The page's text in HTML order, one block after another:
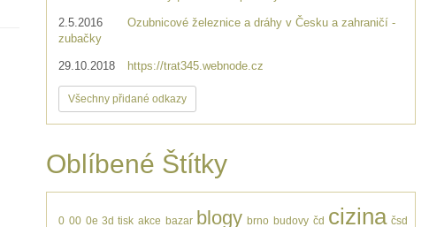
2.5.2016
Ozubnicové železnice a dráhy v Česku a zahraničí -
zubačky
29.10.2018 https://trat345.webnode.cz
Všechny přidané odkazy
Oblíbené Štítky
0 00 0e 3d tisk akce bazar blogy brno budovy čd cizina čsd